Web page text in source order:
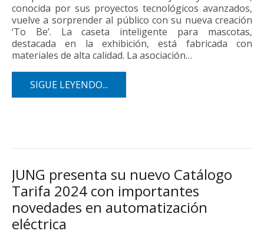
conocida por sus proyectos tecnológicos avanzados,
vuelve a sorprender al público con su nueva creación
‘To Be’. La caseta inteligente para mascotas,
destacada en la exhibición, está fabricada con
materiales de alta calidad. La asociación…
SIGUE LEYENDO...
JUNG presenta su nuevo Catálogo
Tarifa 2024 con importantes
novedades en automatización
eléctrica